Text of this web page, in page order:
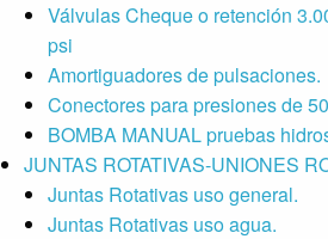
Válvulas Cheque o retención
psi
Amortiguadores de pulsaciones.
Conectores para presiones de
BOMBA MANUAL pruebas
JUNTAS ROTATIVAS-UNIONES
Juntas Rotativas uso general.
Juntas Rotativas uso agua.